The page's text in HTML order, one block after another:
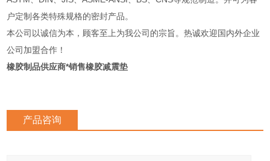
户定制各类特殊规格的密封产品。
本公司以诚信为本，顾客至上为我公司的宗旨。热诚欢迎国内外企业
公司加盟合作！
橡胶制品供应商*销售橡胶减震垫
产品咨询